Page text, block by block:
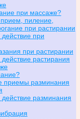
при массаже?
пиление,
при растирании
при
при растирании
растирания
приемы разминания
разминания